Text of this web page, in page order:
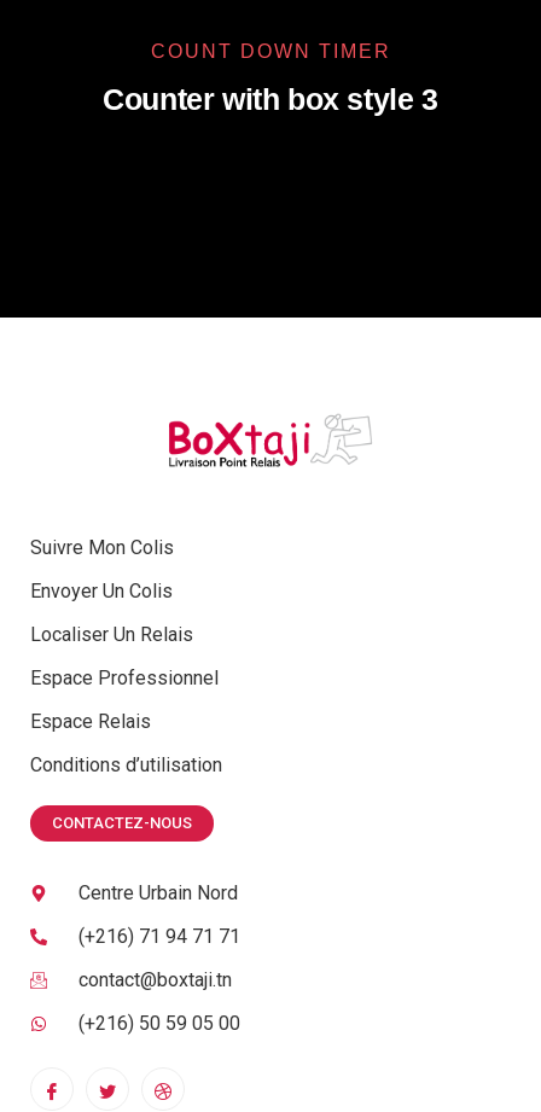
COUNT DOWN TIMER
Counter with box style 3
Suivre Mon Colis
Envoyer Un Colis
Localiser Un Relais
Espace Professionnel
Espace Relais
Conditions d’utilisation
CONTACTEZ-NOUS
Centre Urbain Nord
(+216) 71 94 71 71
contact@boxtaji.tn
(+216) 50 59 05 00